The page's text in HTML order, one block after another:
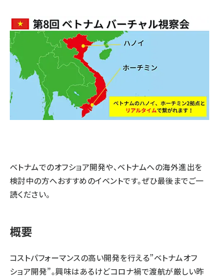
ベトナムでのオフショア開発や、ベトナムへの海外進出を
検討中の方へおすすめのイベントです。ぜひ最後までご一
読ください。
概要
コストパフォーマンスの高い開発を行える”ベトナムオフ
ショア開発”。興味はあるけどコロナ禍で渡航が厳しい昨